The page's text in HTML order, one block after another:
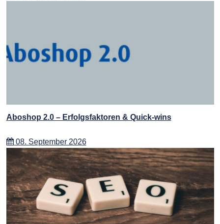
Aboshop 2.0 – Erfolgsfaktoren & Quick-wins
08. September 2026